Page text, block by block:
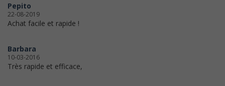
Pepito
22-08-2019
Achat facile et rapide !
Barbara
10-03-2016
Très rapide et efficace,